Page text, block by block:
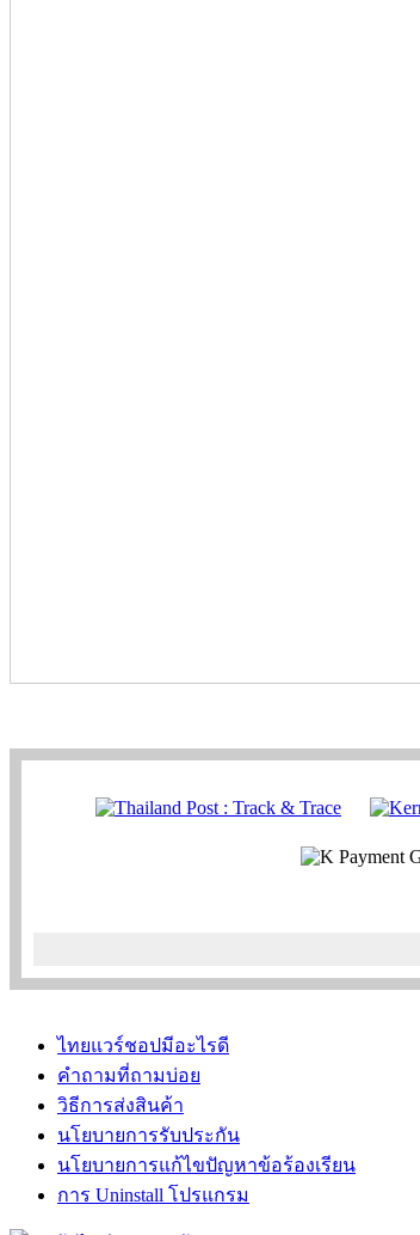
ไทยแวร์ชอปมีอะไรดี
คำถามที่ถามบ่อย
วิธีการส่งสินค้า
นโยบายการรับประกัน
นโยบายการแก้ไขปัญหาข้อร้องเรียน
การ Uninstall โปรแกรม